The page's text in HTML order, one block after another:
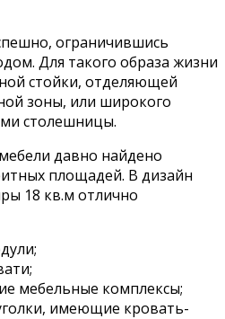
ограничившись
Для такого образа жизни
стойки, отделяющей
зоны, или широкого
столешницы.
давно найдено
площадей. В дизайн
18 кв.м отлично
мебельные комплексы;
имеющие кровать-